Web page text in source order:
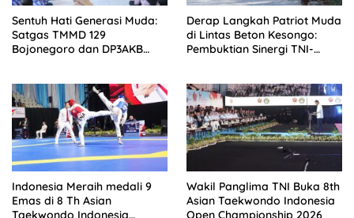
Sentuh Hati Generasi Muda:
Satgas TMMD 129
Bojonegoro dan DP3AKB
Kesongo
Derap Langkah Patriot Muda
di Lintas Beton Kesongo:
Pembuktian Sinergi TNI-
Indonesia Meraih medali 9
Emas di 8 Th Asian
Taekwondo Indonesia
Wakil Panglima TNI Buka 8th
Asian Taekwondo Indonesia
Open Championship 2026